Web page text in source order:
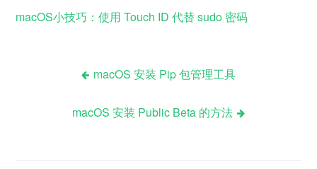
macOS小技巧：使用 Touch ID 代替 sudo 密码
导
macOS 安装 Pip 包管理工具
macOS 安装 Public Beta 的方法